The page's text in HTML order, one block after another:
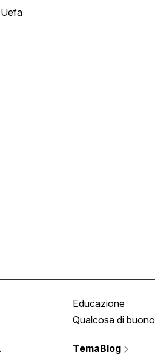
Educazione
Qualcosa di buono
TemaBlog